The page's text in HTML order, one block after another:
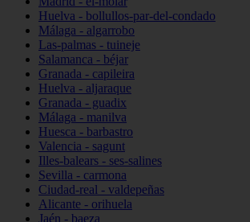
Huelva - bollullos-par-del-condado
Málaga - algarrobo
Las-palmas - tuineje
Salamanca - béjar
Granada - capileira
Huelva - aljaraque
Granada - guadix
Málaga - manilva
Huesca - barbastro
Valencia - sagunt
Illes-balears - ses-salines
Sevilla - carmona
Ciudad-real - valdepeñas
Alicante - orihuela
Jaén - baeza